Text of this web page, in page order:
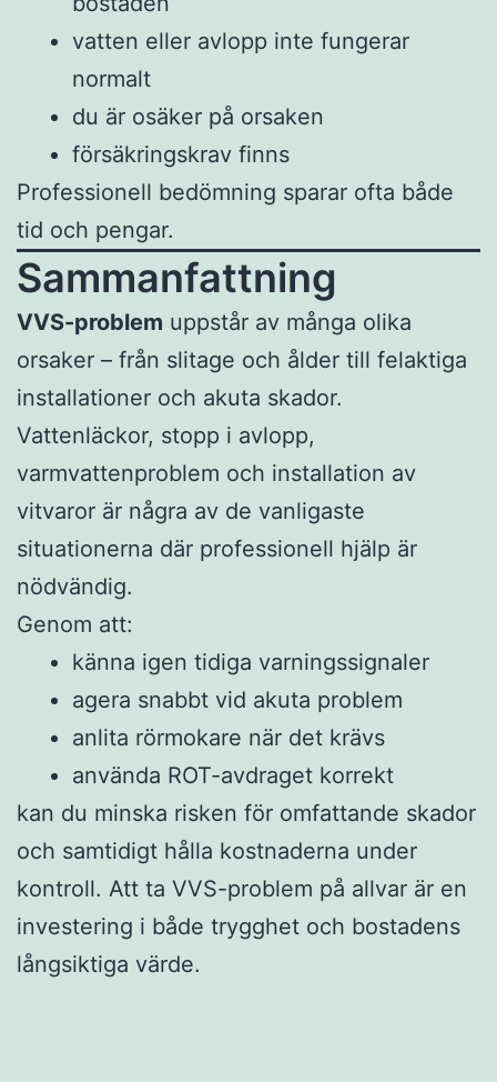
vatten eller avlopp inte fungerar
normalt
du är osäker på orsaken
försäkringskrav finns
Professionell bedömning sparar ofta både
tid och pengar.
Sammanfattning
VVS-problem uppstår av många olika
orsaker – från slitage och ålder till felaktiga
installationer och akuta skador.
Vattenläckor, stopp i avlopp,
varmvattenproblem och installation av
vitvaror är några av de vanligaste
situationerna där professionell hjälp är
nödvändig.
Genom att:
känna igen tidiga varningssignaler
agera snabbt vid akuta problem
anlita rörmokare när det krävs
använda ROT-avdraget korrekt
kan du minska risken för omfattande skador
och samtidigt hålla kostnaderna under
kontroll. Att ta VVS-problem på allvar är en
investering i både trygghet och bostadens
långsiktiga värde.